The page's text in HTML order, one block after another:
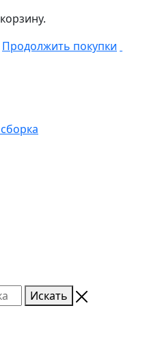
Продолжить покупки
Искать